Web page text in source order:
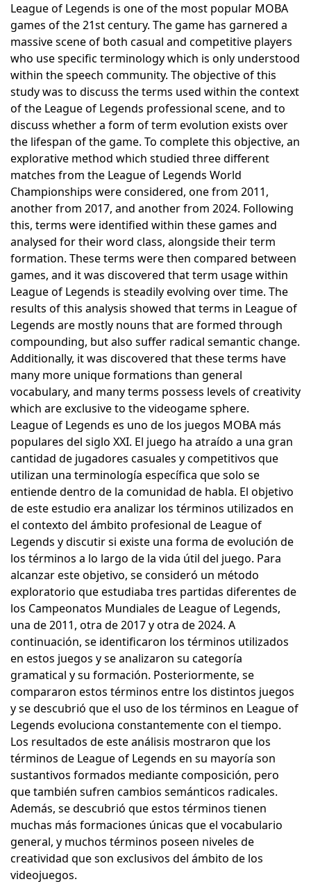
League of Legends is one of the most popular MOBA
games of the 21st century. The game has garnered a
massive scene of both casual and competitive players
who use specific terminology which is only understood
within the speech community. The objective of this
study was to discuss the terms used within the context
of the League of Legends professional scene, and to
discuss whether a form of term evolution exists over
the lifespan of the game. To complete this objective, an
explorative method which studied three different
matches from the League of Legends World
Championships were considered, one from 2011,
another from 2017, and another from 2024. Following
this, terms were identified within these games and
analysed for their word class, alongside their term
formation. These terms were then compared between
games, and it was discovered that term usage within
League of Legends is steadily evolving over time. The
results of this analysis showed that terms in League of
Legends are mostly nouns that are formed through
compounding, but also suffer radical semantic change.
Additionally, it was discovered that these terms have
many more unique formations than general
vocabulary, and many terms possess levels of creativity
which are exclusive to the videogame sphere.
League of Legends es uno de los juegos MOBA más
populares del siglo XXI. El juego ha atraído a una gran
cantidad de jugadores casuales y competitivos que
utilizan una terminología específica que solo se
entiende dentro de la comunidad de habla. El objetivo
de este estudio era analizar los términos utilizados en
el contexto del ámbito profesional de League of
Legends y discutir si existe una forma de evolución de
los términos a lo largo de la vida útil del juego. Para
alcanzar este objetivo, se consideró un método
exploratorio que estudiaba tres partidas diferentes de
los Campeonatos Mundiales de League of Legends,
una de 2011, otra de 2017 y otra de 2024. A
continuación, se identificaron los términos utilizados
en estos juegos y se analizaron su categoría
gramatical y su formación. Posteriormente, se
compararon estos términos entre los distintos juegos
y se descubrió que el uso de los términos en League of
Legends evoluciona constantemente con el tiempo.
Los resultados de este análisis mostraron que los
términos de League of Legends en su mayoría son
sustantivos formados mediante composición, pero
que también sufren cambios semánticos radicales.
Además, se descubrió que estos términos tienen
muchas más formaciones únicas que el vocabulario
general, y muchos términos poseen niveles de
creatividad que son exclusivos del ámbito de los
videojuegos.